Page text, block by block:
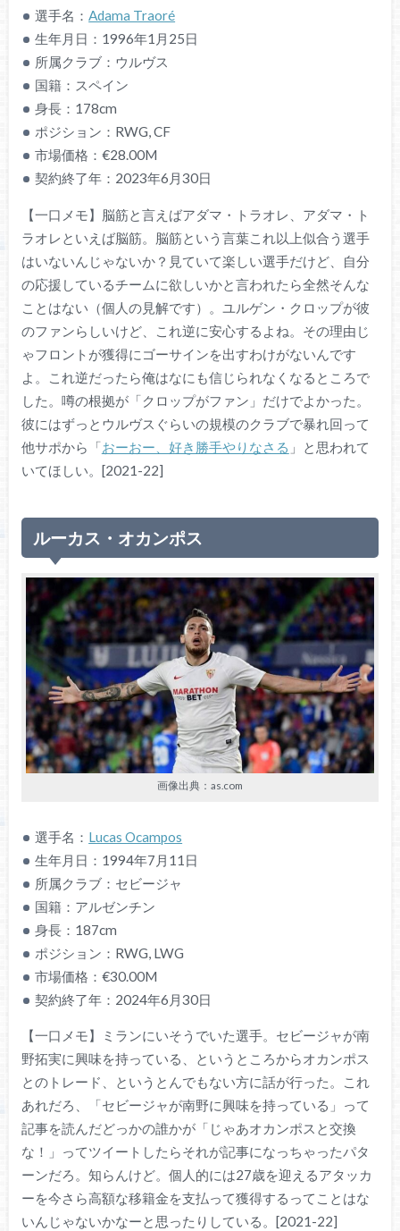
選手名：Adama Traoré
生年月日：1996年1月25日
所属クラブ：ウルヴス
国籍：スペイン
身長：178cm
ポジション：RWG, CF
市場価格：€28.00M
契約終了年：2023年6月30日
【一口メモ】脳筋と言えばアダマ・トラオレ、アダマ・ト
ラオレといえば脳筋。脳筋という言葉これ以上似合う選手
はいないんじゃないか？見ていて楽しい選手だけど、自分
の応援しているチームに欲しいかと言われたら全然そんな
ことはない（個人の見解です）。ユルゲン・クロップが彼
のファンらしいけど、これ逆に安心するよね。その理由じ
ゃフロントが獲得にゴーサインを出すわけがないんです
よ。これ逆だったら俺はなにも信じられなくなるところで
した。噂の根拠が「クロップがファン」だけでよかった。
彼にはずっとウルヴスぐらいの規模のクラブで暴れ回って
他サポから「おーおー、好き勝手やりなさる 」と思われて
いてほしい。[2021-22]
ルーカス・オカンポス
画像出典：as.com
選手名： Lucas Ocampos
生年月日：1994年7月11日
所属クラブ：セビージャ
国籍：アルゼンチン
身長：187cm
ポジション：RWG, LWG
市場価格：€30.00M
契約終了年：2024年6月30日
【一口メモ】ミランにいそうでいた選手。セビージャが南
野拓実に興味を持っている、というところからオカンポス
とのトレード、というとんでもない方に話が行った。これ
あれだろ、「セビージャが南野に興味を持っている」って
記事を読んだどっかの誰かが「じゃあオカンポスと交換
な！」ってツイートしたらそれが記事になっちゃったパタ
ーンだろ。知らんけど。個人的には27歳を迎えるアタッカ
ーを今さら高額な移籍金を支払って獲得するってことはな
いんじゃないかなーと思ったりしている。[2021-22]